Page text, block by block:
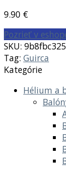
9.90 €
Pozrieť v
SKU:
Tag: Guirca
Kategórie
Hélium a